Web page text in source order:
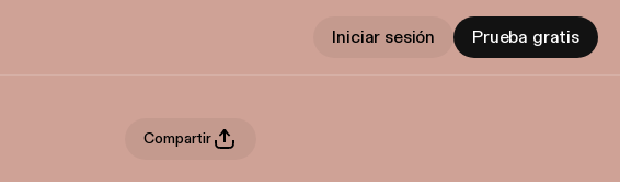
Iniciar sesión Prueba gratis
Compartir